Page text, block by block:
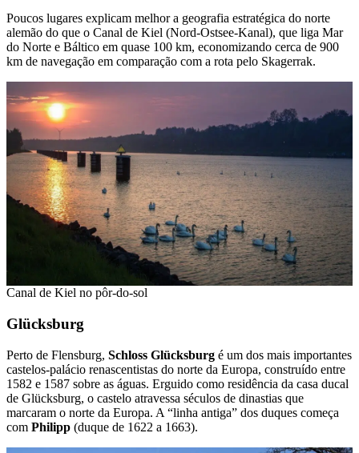
Poucos lugares explicam melhor a geografia estratégica do norte
alemão do que o Canal de Kiel (Nord-Ostsee-Kanal), que liga Mar
do Norte e Báltico em quase 100 km, economizando cerca de 900
km de navegação em comparação com a rota pelo Skagerrak.
Canal de Kiel no pôr-do-sol
Glücksburg
Perto de Flensburg, Schloss Glücksburg é um dos mais importantes
castelos-palácio renascentistas do norte da Europa, construído entre
1582 e 1587 sobre as águas. Erguido como residência da casa ducal
de Glücksburg, o castelo atravessa séculos de dinastias que
marcaram o norte da Europa. A “linha antiga” dos duques começa
com Philipp (duque de 1622 a 1663).